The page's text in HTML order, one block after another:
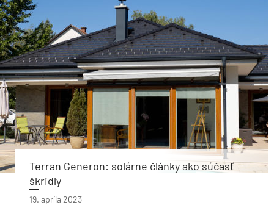
Terran Generon: solárne články ako súčasť
škridly
19. apríla 2023